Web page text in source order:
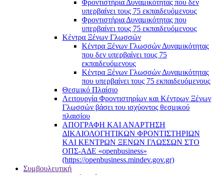
Φροντιστήρια Δυναμικότητας που δεν
υπερβαίνει τους 75 εκπαιδευόμενους
Φροντιστήρια Δυναμικότητας που
υπερβαίνει τους 75 εκπαιδευόμενους
Κέντρα Ξένων Γλωσσών
Kέντρα Ξένων Γλωσσών Δυναμικότητας
που δεν υπερβαίνει τους 75
εκπαιδευόμενους
Kέντρα Ξένων Γλωσσών Δυναμικότητας
που υπερβαίνει τους 75 εκπαιδευόμενους
Θεσμικό Πλαίσιο
Λειτουργία Φροντιστηρίων και Κέντρων Ξένων
Γλωσσών βάσει του ισχύοντος θεσμικού
πλαισίου
ΑΠΟΓΡΑΦΗ ΚΑΙ ΑΝΑΡΤΗΣΗ
ΔΙΚΑΙΟΛΟΓΗΤΙΚΩΝ ΦΡΟΝΤΙΣΤΗΡΙΩΝ
ΚΑΙ ΚΕΝΤΡΩΝ ΞΕΝΩΝ ΓΛΩΣΣΩΝ ΣΤΟ
ΟΠΣ-ΑΔΕ «openbusiness»
(https://openbusiness.mindev.gov.gr)
Συμβουλευτική